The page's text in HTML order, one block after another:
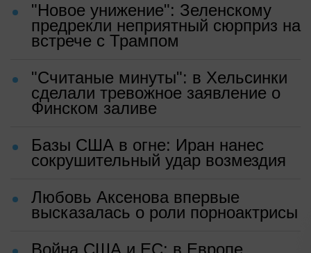
"Новое унижение": Зеленскому
предрекли неприятный сюрприз на
встрече с Трампом
"Считаные минуты": в Хельсинки
сделали тревожное заявление о
Финском заливе
Базы США в огне: Иран нанес
сокрушительный удар возмездия
Любовь Аксенова впервые
высказалась о роли порноактрисы